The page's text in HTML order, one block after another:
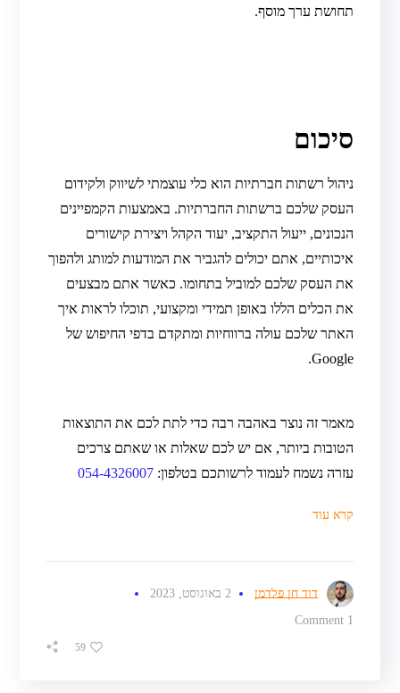
תחושת ערך מוסף.
סיכום
ניהול רשתות חברתיות הוא כלי עוצמתי לשיווק ולקידום
העסק שלכם ברשתות החברתיות. באמצעות הקמפיינים
הנכונים, ייעול התקציב, יעוד הקהל ויצירת קישורים
איכותיים, אתם יכולים להגביר את המודעות למותג ולהפוך
את העסק שלכם למוביל בתחומו. כאשר אתם מבצעים
את הכלים הללו באופן תמידי ומקצועי, תוכלו לראות איך
האתר שלכם עולה ברווחיות ומתקדם בדפי החיפוש של
Google.
מאמר זה נוצר באהבה רבה כדי לתת לכם את התוצאות
הטובות ביותר, אם יש לכם שאלות או שאתם צרכים
עזרה נשמח לעמוד לרשותכם בטלפון: 054-4326007
קרא עוד
דוד חן פלדמן
2 באוגוסט, 2023
1 Comment
59